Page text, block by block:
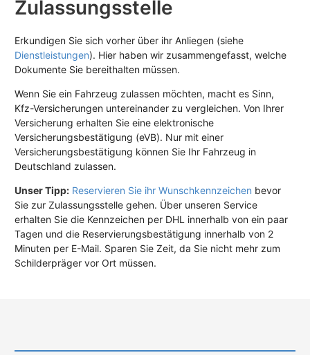
Zulassungsstelle
Erkundigen Sie sich vorher über ihr Anliegen (siehe
Dienstleistungen). Hier haben wir zusammengefasst, welche
Dokumente Sie bereithalten müssen.
Wenn Sie ein Fahrzeug zulassen möchten, macht es Sinn,
Kfz-Versicherungen untereinander zu vergleichen. Von Ihrer
Versicherung erhalten Sie eine elektronische
Versicherungsbestätigung (eVB). Nur mit einer
Versicherungsbestätigung können Sie Ihr Fahrzeug in
Deutschland zulassen.
Unser Tipp: Reservieren Sie ihr Wunschkennzeichen bevor
Sie zur Zulassungsstelle gehen. Über unseren Service
erhalten Sie die Kennzeichen per DHL innerhalb von ein paar
Tagen und die Reservierungsbestätigung innerhalb von 2
Minuten per E-Mail. Sparen Sie Zeit, da Sie nicht mehr zum
Schilderpräger vor Ort müssen.